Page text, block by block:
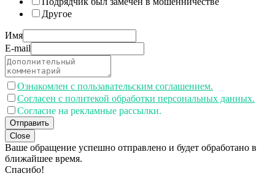
Другое
Имя
E-mail
Ознакомлен с пользавательским соглашением.
Согласен с политекой обработки персональных данных.
Согласие на рекламные рассылки.
Отправить
Close
Ваше обращение успешно отправлено и будет обработано в
ближайшее время.
Спасибо!